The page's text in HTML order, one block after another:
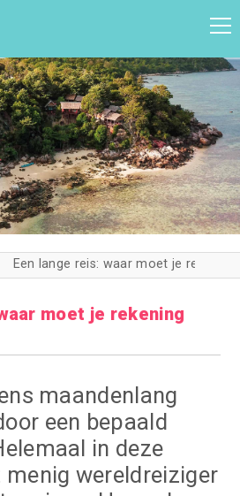
moet je rekening
maandenlang
een bepaald
in deze
wereldreiziger